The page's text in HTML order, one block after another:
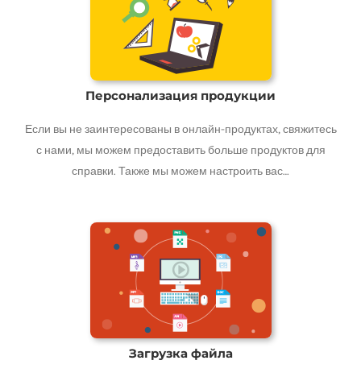
Персонализация продукции
Если вы не заинтересованы в онлайн-продуктах, свяжитесь
с нами, мы можем предоставить больше продуктов для
справки. Также мы можем настроить вас…
Загрузка файла